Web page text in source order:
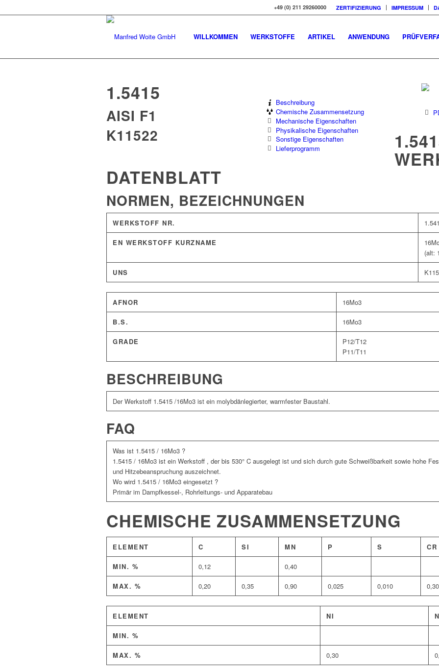
ZERTIFIZIERUNG IMPRESSUM
+49 (0) 211 29260000
WILLKOMMEN WERKSTOFFE ARTIKEL ANWENDUNG
1.5415
AISI F1
K11522
Beschreibung
Chemische Zusammensetzung
Mechanische Eigenschaften
Physikalische Eigenschaften
Sonstige Eigenschaften
Lieferprogramm
DATENBLATT
NORMEN, BEZEICHNUNGEN
WERKSTOFF NR.
EN WERKSTOFF KURZNAME
(alt:
UNS
AFNOR 16Mo3
B.S. 16Mo3
GRADE
P12/T12
P11/T11
BESCHREIBUNG
Der Werkstoff 1.5415 /16Mo3 ist ein molybdänlegierter, warmfester Baustahl.
FAQ
Was ist 1.5415 / 16Mo3 ?
1.5415 / 16Mo3 ist ein Werkstoff , der bis 530° C ausgelegt ist und sich durch gute Schweißbarkeit sowie hohe
und Hitzebeanspruchung auszeichnet.
Wo wird 1.5415 / 16Mo3 eingesetzt ?
Primär im Dampfkessel-, Rohrleitungs- und Apparatebau
CHEMISCHE ZUSAMMENSETZUNG
ELEMENT C SI MN P S CR
MIN. % 0,12 0,40
MAX. % 0,20 0,35 0,90 0,025 0,010 0,30
ELEMENT NI N
MIN. %
MAX. % 0,30